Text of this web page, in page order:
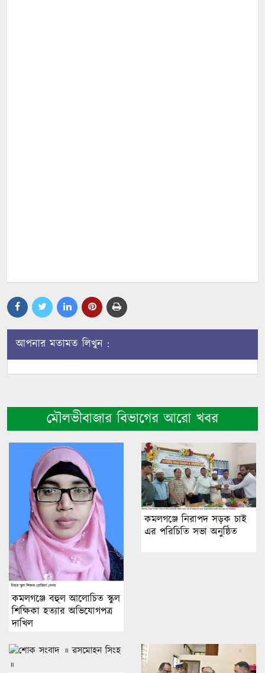
আপনার মতামত লিখুন :
মৌলভীবাজার বিভাগের আরো খবর
কমলগঞ্জে বহুল আলোচিত স্কুল
শিক্ষিকা হত্যার অভিযোগপত্র
দাখিল
কমলগঞ্জে নিরাপদ সড়ক চাই
এর পরিচিতি সভা অনুষ্ঠিত